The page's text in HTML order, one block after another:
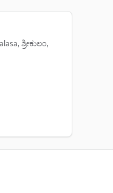
ಶ್ರೀಕುಲಂ,